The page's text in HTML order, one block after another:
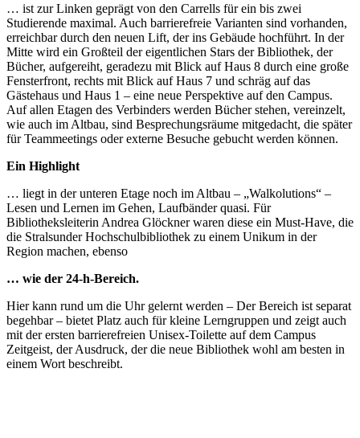
… ist zur Linken geprägt von den Carrells für ein bis zwei
Studierende maximal. Auch barrierefreie Varianten sind vorhanden,
erreichbar durch den neuen Lift, der ins Gebäude hochführt. In der
Mitte wird ein Großteil der eigentlichen Stars der Bibliothek, der
Bücher, aufgereiht, geradezu mit Blick auf Haus 8 durch eine große
Fensterfront, rechts mit Blick auf Haus 7 und schräg auf das
Gästehaus und Haus 1 – eine neue Perspektive auf den Campus.
Auf allen Etagen des Verbinders werden Bücher stehen, vereinzelt,
wie auch im Altbau, sind Besprechungsräume mitgedacht, die später
für Teammeetings oder externe Besuche gebucht werden können.
Ein Highlight
… liegt in der unteren Etage noch im Altbau – „Walkolutions“ –
Lesen und Lernen im Gehen, Laufbänder quasi. Für
Bibliotheksleiterin Andrea Glöckner waren diese ein Must-Have, die
die Stralsunder Hochschulbibliothek zu einem Unikum in der
Region machen, ebenso
… wie der 24-h-Bereich.
Hier kann rund um die Uhr gelernt werden – Der Bereich ist separat
begehbar – bietet Platz auch für kleine Lerngruppen und zeigt auch
mit der ersten barrierefreien Unisex-Toilette auf dem Campus
Zeitgeist, der Ausdruck, der die neue Bibliothek wohl am besten in
einem Wort beschreibt.